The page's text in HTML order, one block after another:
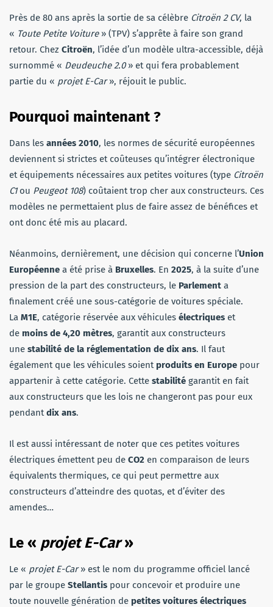
Près de 80 ans après la sortie de sa célèbre Citroën 2 CV, la
« Toute Petite Voiture» (TPV) s’apprête à faire son grand
retour. Chez Citroën, l’idée d’un modèle ultra-accessible, déjà
surnommé « Deudeuche 2.0» et qui fera probablement
partie du « projet E-Car», réjouit le public.
Pourquoi maintenant ?
Dans les années 2010, les normes de sécurité européennes
deviennent si strictes et coûteuses qu’intégrer électronique
et équipements nécessaires aux petites voitures (type Citroën
C1ou Peugeot 108) coûtaient trop cher aux constructeurs. Ces
modèles ne permettaient plus de faire assez de bénéfices et
ont donc été mis au placard.
Néanmoins, dernièrement, une décision qui concerne l’Union
Européenne a été prise à Bruxelles. En 2025, à la suite d’une
pression de la part des constructeurs, le Parlement a
finalement créé une sous-catégorie de voitures spéciale.
La M1E, catégorie réservée aux véhicules électriques et
de moins de 4,20 mètres, garantit aux constructeurs
une stabilité de la réglementation de dix ans. Il faut
également que les véhicules soient produits en Europe pour
appartenir à cette catégorie. Cette stabilité garantit en fait
aux constructeurs que les lois ne changeront pas pour eux
pendantdix ans.
Il est aussi intéressant de noter que ces petites voitures
électriques émettent peu de CO2 en comparaison de leurs
équivalents thermiques, ce qui peut permettre aux
constructeurs d’atteindre des quotas, et d’éviter des
amendes…
Le « projet E-Car»
Le « projet E-Car» est le nom du programme officiel lancé
par le groupe Stellantis pour concevoir et produire une
toute nouvelle génération de petites voitures électriques